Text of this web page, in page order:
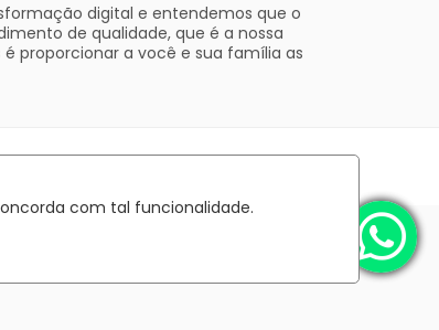
com tal funcionalidade.
digital e entendemos que o
de qualidade, que é a nossa
proporcionar a você e sua família as